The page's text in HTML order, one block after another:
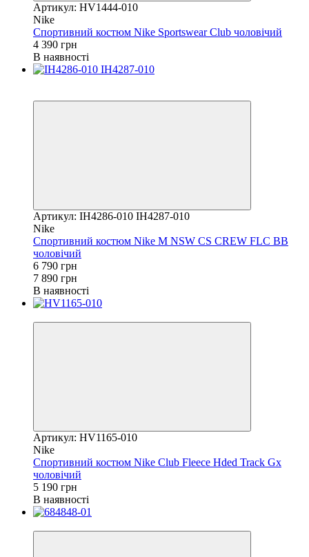
Артикул: HV1444-010
Nike
Спортивний костюм Nike Sportswear Club чоловічий
4 390 грн
В наявності
Артикул: IH4286-010 IH4287-010
Nike
Спортивний костюм Nike M NSW CS CREW FLC BB
чоловічий
6 790 грн
7 890 грн
В наявності
Артикул: HV1165-010
Nike
Спортивний костюм Nike Club Fleece Hded Track Gx
чоловічий
5 190 грн
В наявності